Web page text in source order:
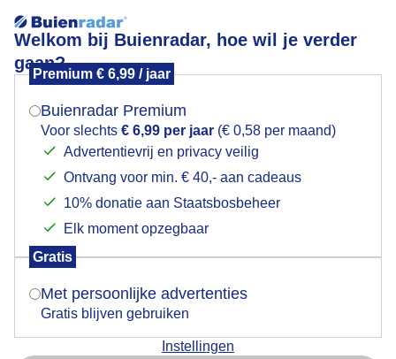
Welkom bij Buienradar, hoe wil je verder
gaan?
Premium € 6,99 / jaar
Buienradar Premium
Voor slechts € 6,99 per jaar (€ 0,58 per maand)
Advertentievrij en privacy veilig
Ontvang voor min. € 40,- aan cadeaus
10% donatie aan Staatsbosbeheer
Elk moment opzegbaar
Gratis
Met persoonlijke advertenties
Gratis blijven gebruiken
Instellingen
Vrij zonnig en rustig fietsweer
Mogen we je locatie gebruiken voor het
Indien je hier nog geen akkoord op hebt gegeven,
verschijnt er zo een pop-up uit je browser waarin
Is goed, toon de popup
Nu niet, misschien later